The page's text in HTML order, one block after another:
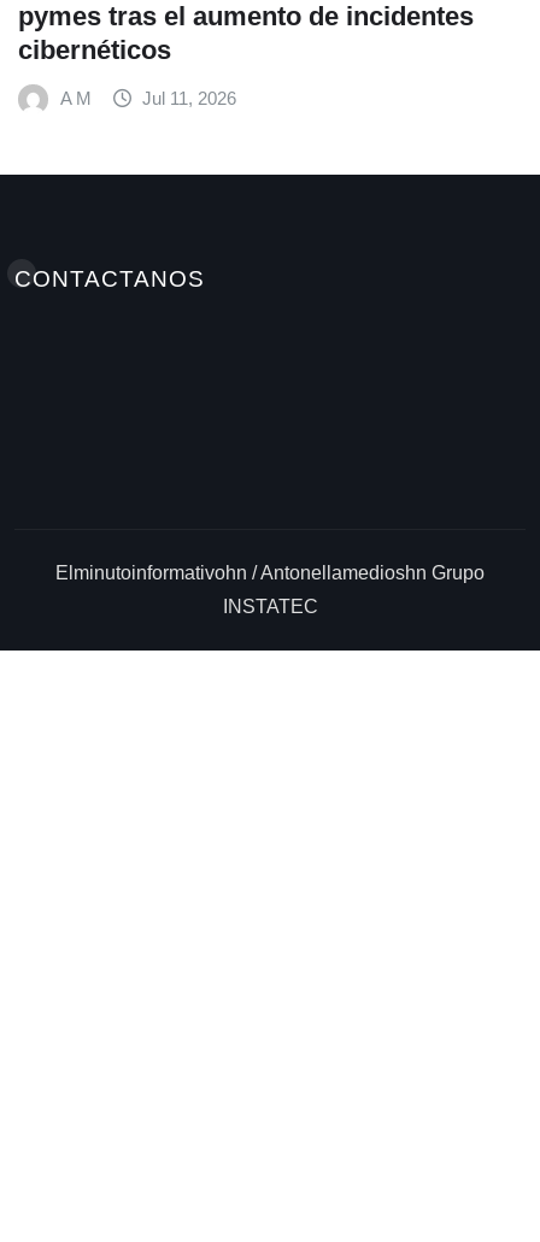
alimentación escolar y promueve
hábitos saludables junto al
Mundial de Alimentos y Nestlé
Elminutoinformativohn / Antonellamedioshn Grupo